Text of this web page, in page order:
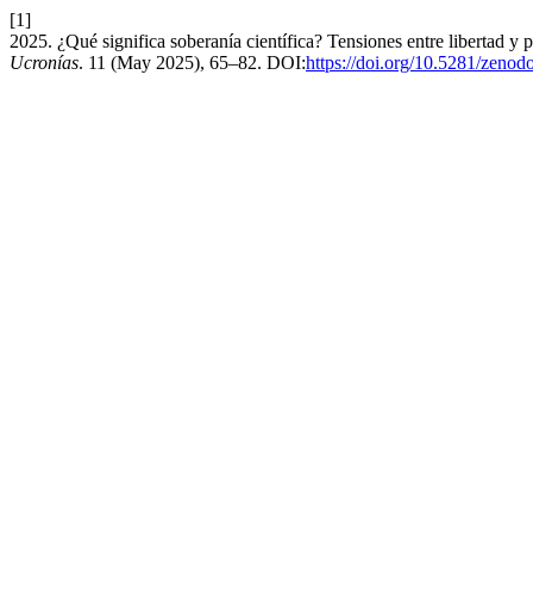
[1]
2025. ¿Qué significa soberanía científica? Tensiones entre libertad
Ucronías. 11 (May 2025), 65–82. DOI:https://doi.org/10.5281/